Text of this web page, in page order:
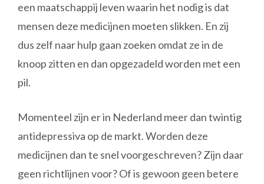
een maatschappij leven waarin het nodig is dat
mensen deze medicijnen moeten slikken. En zij
dus zelf naar hulp gaan zoeken omdat ze in de
knoop zitten en dan opgezadeld worden met een
pil.
Momenteel zijn er in Nederland meer dan twintig
antidepressiva op de markt. Worden deze
medicijnen dan te snel voorgeschreven? Zijn daar
geen richtlijnen voor? Of is gewoon geen betere